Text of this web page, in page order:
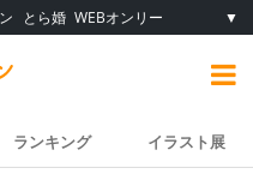
とら婚 WEBオンリー ▼
ランキング イラスト展